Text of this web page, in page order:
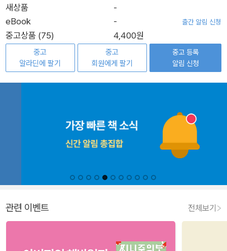
새상품
-
eBook
- 출간 알림 신청
중고상품 (75) 4,400원
중고
알라딘에 팔기
중고
회원에게 팔기
중고 등록
알림 신청
관련 이벤트 전체보기